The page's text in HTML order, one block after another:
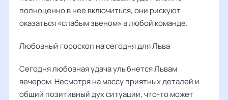
полноценно в нее включиться, они рискуют
оказаться «слабым звеном» в любой команде.
Любовный гороскоп на сегодня для Льва
Сегодня любовная удача улыбнется Львам
вечером. Несмотря на массу приятных деталей и
общий позитивный дух ситуации, что-то может